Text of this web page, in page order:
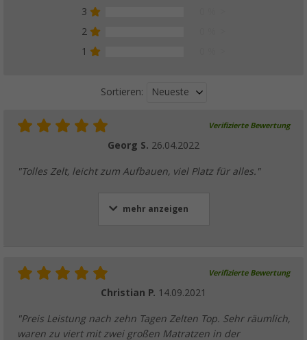
3
2
1
Sortieren: Neueste
Verifizierte Bewertung
Georg S. 26.04.2022
"Tolles Zelt, leicht zum Aufbauen, viel Platz für alles."
mehr anzeigen
Verifizierte Bewertung
Christian P. 14.09.2021
"Preis Leistung nach zehn Tagen Zelten Top. Sehr räumlich,
waren zu viert mit zwei großen Matratzen in der